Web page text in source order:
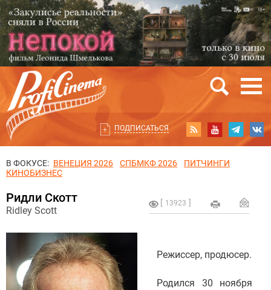
ПОДПИСАТЬСЯ
В ФОКУСЕ: ВЕНЕЦИЯ 2026 СПБМКФ 2026
ПИТЧИНГИ
КИНОБИЗНЕС
13923
Ридли Скотт
Ridley Scott
Режиссер, продюсер.
Родился 30 ноября